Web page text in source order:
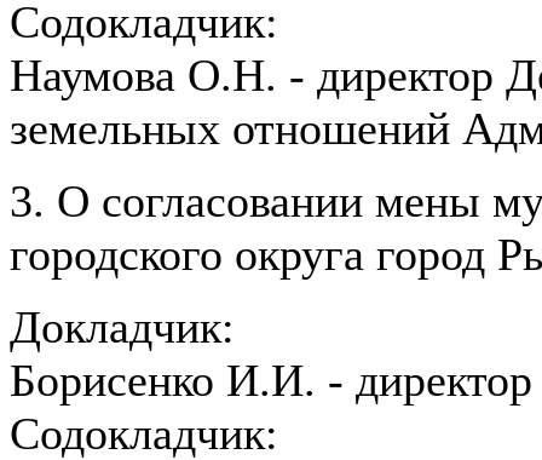
Содокладчик:
Наумова О.Н. - директор
земельных отношений
3. О согласовании мены
городского округа город
Докладчик:
Борисенко И.И. -
Содокладчик: